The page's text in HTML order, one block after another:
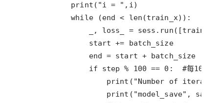
                start += batch_size